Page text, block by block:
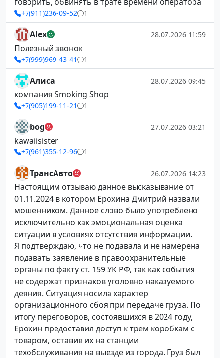
+7(911)236-09-52 1
Alex 28.07.2026 11:59
Полезный звонок
+7(999)969-43-41 1
Алиса 28.07.2026 09:45
компания Smoking Shop
+7(905)199-11-21 1
bog 27.07.2026 03:21
kawaiisister
+7(961)355-12-96 1
ТрансАвто 26.07.2026 14:23
Настоящим отзываю данное высказывание от
01.11.2024 в котором Ерохина Дмитрий назвали
мошенником. Данное слово было употреблено
исключительно как эмоциональная оценка
ситуации в условиях отсутствия информации.
Я подтверждаю, что не подавала и не намерена
подавать заявление в правоохранительные
органы по факту ст. 159 УК РФ, так как события
не содержат признаков уголовно наказуемого
деяния. Ситуация носила характер
организационного сбоя при передаче груза. По
итогу переговоров, состоявшихся в 2024 году,
Ерохин предоставил доступ к трем коробкам с
товаром, оставив их на станции
техобслуживания на выезде из города. Груз был